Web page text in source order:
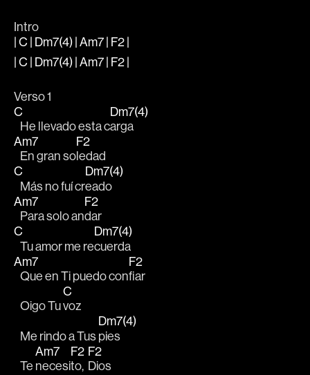
Intro
| C | Dm7(4) | Am7 | F2 |
| C | Dm7(4) | Am7 | F2 |
Verso 1
C
   He llevado esta c
Dm7(4)
arga
Am7
   En gran so
F2
ledad
C
   Más no fuí cr
Dm7(4)
eado
Am7
   Para solo an
F2
dar
C
   Tu amor me re
Dm7(4)
cuerda
Am7
   Que en Ti puedo con
F2
fiar
   Oigo Tu
C
voz
   Me rindo a Tus
Dm7(4)
pies
   Te
Am7
necesi
F2
to,
F2
Dios